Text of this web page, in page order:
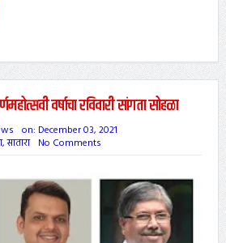
वर्षाचा रविवारी सांगता सोहळा
on: December 03, 2021
,सातारा No Comments